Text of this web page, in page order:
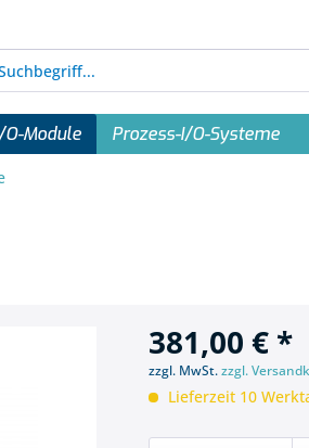
Module Prozess-I/O-Systeme
381,00 € *
zzgl. MwSt.zzgl.
Lieferzeit 10